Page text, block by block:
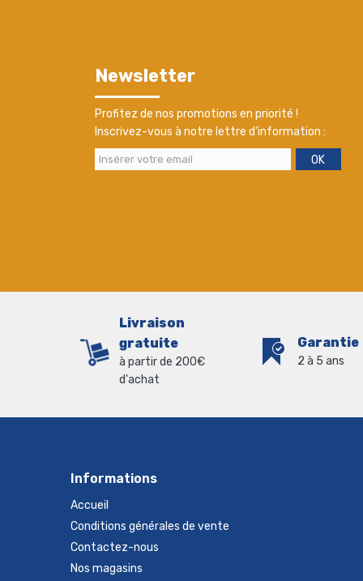
Newsletter
Profitez de nos promotions en priorité !
Inscrivez-vous à notre lettre d'information :
OK
Livraison
gratuite
à partir de 200€
d'achat
Garantie
2 à 5 ans
Informations
Accueil
Conditions générales de vente
Contactez-nous
Nos magasins